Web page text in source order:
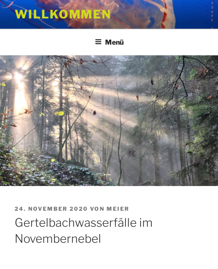
Zum
Inhalt
springen
WILLKOMMEN
Menü
VERÖFFENTLICHT
AM
24. NOVEMBER 2020 VON MEIER
Gertelbachwasserfälle im
Novembernebel